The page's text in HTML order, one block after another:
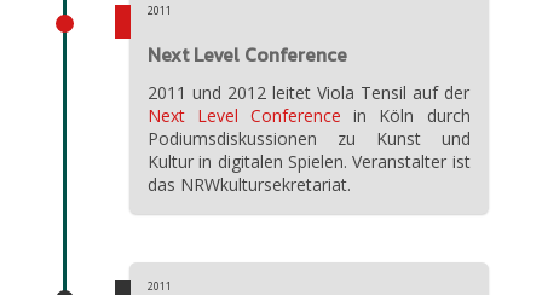
Next Level Conference
2011
2011 und 2012 leitet Viola Tensil auf der
Next Level Conference in Köln durch
Podiumsdiskussionen zu Kunst und
Kultur in digitalen Spielen. Veranstalter ist
das NRWkultursekretariat.
2011